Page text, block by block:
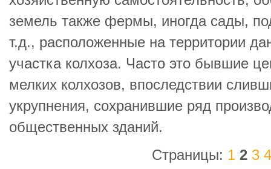
земель также фермы, иногда сады,
т.д., расположенные на территории
участка колхоза. Часто это бывшие
мелких колхозов, впоследствии
укрупнения, сохранившие ряд
общественных зданий.
Страницы: 1 2 3 4